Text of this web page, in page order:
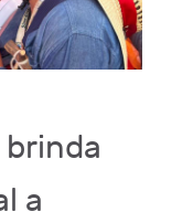
brinda
a